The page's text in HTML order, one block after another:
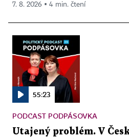
7. 8. 2026 ▪ 4 min. čtení
55:23
PODCAST PODPÁSOVKA
Utajený problém. V